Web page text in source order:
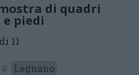
di quadri
piedi
11
Legnano